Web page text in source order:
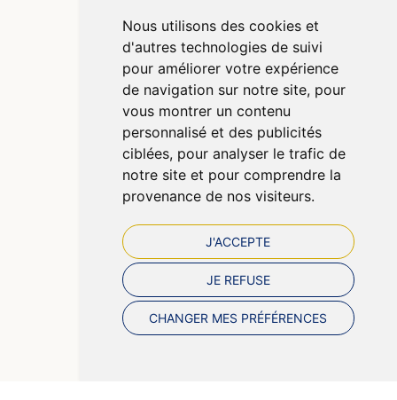
Nous utilisons des cookies et
d'autres technologies de suivi
pour améliorer votre expérience
de navigation sur notre site, pour
vous montrer un contenu
personnalisé et des publicités
ciblées, pour analyser le trafic de
notre site et pour comprendre la
provenance de nos visiteurs.
J'ACCEPTE
JE REFUSE
CHANGER MES PRÉFÉRENCES
Déclarer un effet indésirable
Mentions légales
CGV
Données personnelles
Cookies
Préférences Cookies